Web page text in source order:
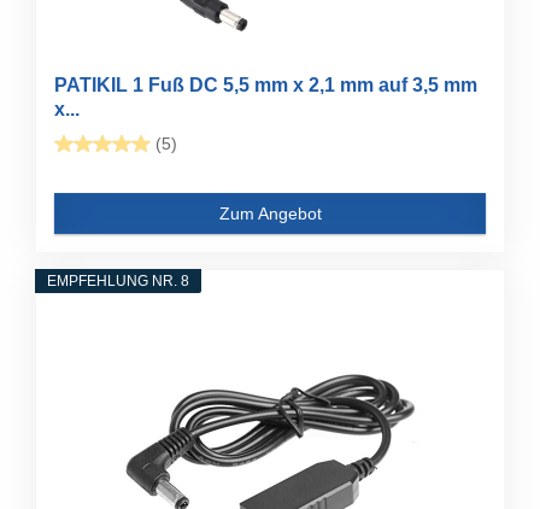
PATIKIL 1 Fuß DC 5,5 mm x 2,1 mm auf 3,5 mm
x...
(5)
Zum Angebot
EMPFEHLUNG NR. 8